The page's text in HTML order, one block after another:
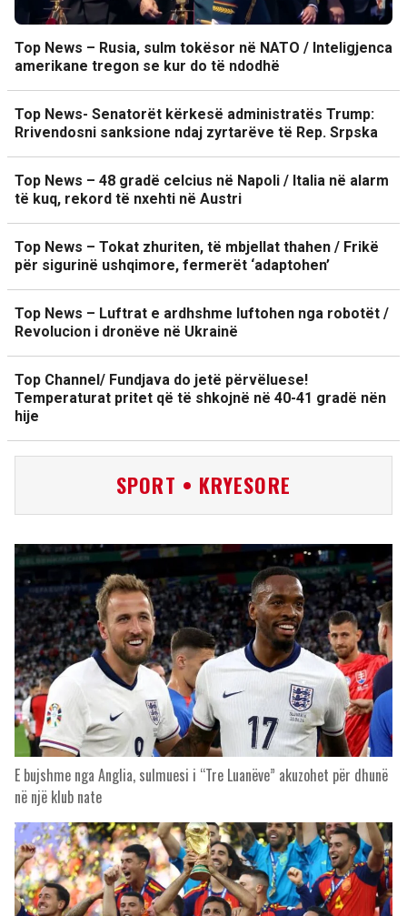
Top News – Rusia, sulm tokësor në NATO / Inteligjenca
amerikane tregon se kur do të ndodhë
Top News- Senatorët kërkesë administratës Trump:
Rrivendosni sanksione ndaj zyrtarëve të Rep. Srpska
Top News – 48 gradë celcius në Napoli / Italia në alarm
të kuq, rekord të nxehti në Austri
Top News – Tokat zhuriten, të mbjellat thahen / Frikë
për sigurinë ushqimore, fermerët ‘adaptohen’
Top News – Luftrat e ardhshme luftohen nga robotët /
Revolucion i dronëve në Ukrainë
Top Channel/ Fundjava do jetë përvëluese!
Temperaturat pritet që të shkojnë në 40-41 gradë nën
hije
SPORT • KRYESORE
E bujshme nga Anglia, sulmuesi i “Tre Luanëve” akuzohet për dhunë
në një klub nate